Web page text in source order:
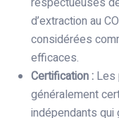
d’extraction au
considérées
efficaces.
Certification : Les
généralement
indépendants